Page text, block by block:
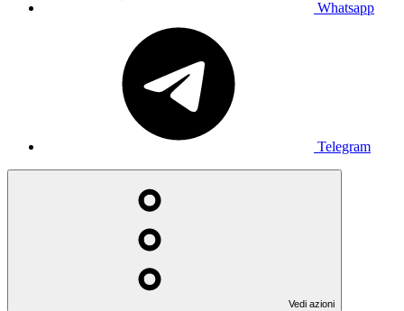
Whatsapp
Telegram
Vedi azioni